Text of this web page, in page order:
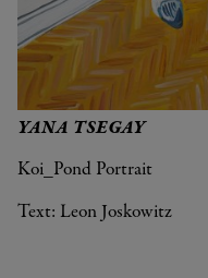
YANA TSEGAY
Koi_Pond Portrait
Text: Leon Joskowitz